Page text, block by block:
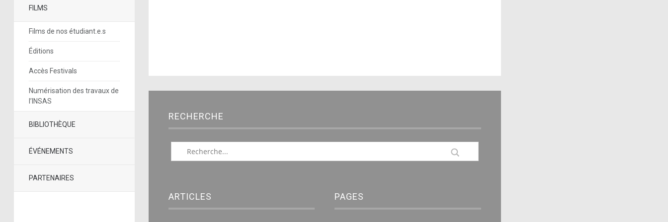
FILMS
Films de nos étudiant.e.s
Éditions
Accès Festivals
Numérisation des travaux de
l’INSAS
BIBLIOTHÈQUE
ÉVÉNEMENTS
PARTENAIRES
RECHERCHE
ARTICLES PAGES